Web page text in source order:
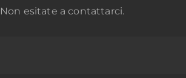
Non esitate a contattarci.